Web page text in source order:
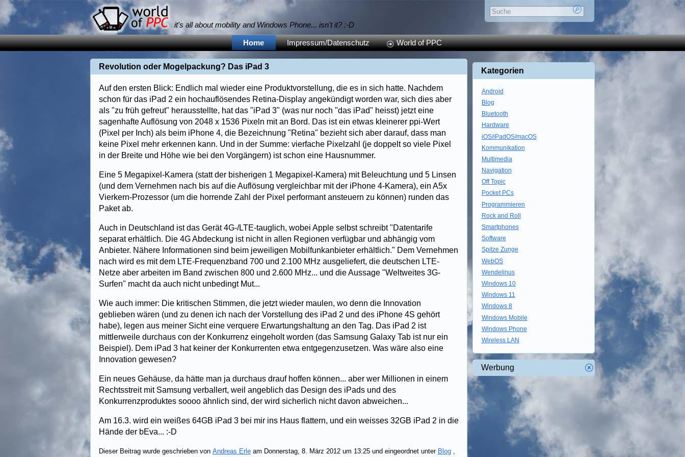
it's all about mobility and Windows Phone... isn't it? :-D
Home Impressum/Datenschutz World of PPC
Revolution oder Mogelpackung? Das iPad 3
Auf den ersten Blick: Endlich mal wieder eine Produktvorstellung, die es in sich hatte. Nachdem
schon für das iPad 2 ein hochauflösendes Retina-Display angekündigt worden war, sich dies aber
als "zu früh gefreut" herausstellte, hat das "iPad 3" (was nur noch "das iPad" heisst) jetzt eine
sagenhafte Auflösung von 2048 x 1536 Pixeln mit an Bord. Das ist ein etwas kleinerer ppi-Wert
(Pixel per Inch) als beim iPhone 4, die Bezeichnung "Retina" bezieht sich aber darauf, dass man
keine Pixel mehr erkennen kann. Und in der Summe: vierfache Pixelzahl (je doppelt so viele Pixel
in der Breite und Höhe wie bei den Vorgängern) ist schon eine Hausnummer.
Eine 5 Megapixel-Kamera (statt der bisherigen 1 Megapixel-Kamera) mit Beleuchtung und 5 Linsen
(und dem Vernehmen nach bis auf die Auflösung vergleichbar mit der iPhone 4-Kamera), ein A5x
Vierkern-Prozessor (um die horrende Zahl der Pixel performant ansteuern zu können) runden das
Paket ab.
Auch in Deutschland ist das Gerät 4G-/LTE-tauglich, wobei Apple selbst schreibt "Datentarife
separat erhältlich. Die 4G Abdeckung ist nicht in allen Regionen verfügbar und abhängig vom
Anbieter. Nähere Informationen sind beim jeweiligen Mobilfunkanbieter erhältlich." Dem Vernehmen
nach wird es mit dem LTE-Frequenzband 700 und 2.100 MHz ausgeliefert, die deutschen LTE-
Netze aber arbeiten im Band zwischen 800 und 2.600 MHz... und die Aussage "Weltweites 3G-
Surfen" macht da auch nicht unbedingt Mut...
Wie auch immer: Die kritischen Stimmen, die jetzt wieder maulen, wo denn die Innovation
geblieben wären (und zu denen ich nach der Vorstellung des iPad 2 und des iPhone 4S gehört
habe), legen aus meiner Sicht eine verquere Erwartungshaltung an den Tag. Das iPad 2 ist
mittlerweile durchaus con der Konkurrenz eingeholt worden (das Samsung Galaxy Tab ist nur ein
Beispiel). Dem iPad 3 hat keiner der Konkurrenten etwa entgegenzusetzen. Was wäre also eine
Innovation gewesen?
Ein neues Gehäuse, da hätte man ja durchaus drauf hoffen können... aber wer Millionen in einem
Rechtsstreit mit Samsung verballert, weil angeblich das Design des iPads und des
Konkurrenzproduktes soooo ähnlich sind, der wird sicherlich nicht davon abweichen...
Am 16.3. wird ein weißes 64GB iPad 3 bei mir ins Haus flattern, und ein weisses 32GB iPad 2 in die
Hände der bEva... :-D
Dieser Beitrag wurde geschrieben von Andreas Erle am Donnerstag, 8. März 2012 um 13:25 und eingeordnet unter Blog ,
Kategorien
Android
Blog
Bluetooth
Hardware
iOS/iPadOS/macOS
Kommunikation
Multimedia
Navigation
Off Topic
Pocket PCs
Programmieren
Rock and Roll
Smartphones
Software
Spitze Zunge
WebOS
Wendelinus
Windows 10
Windows 11
Windows 8
Windows Mobile
Windows Phone
Wireless LAN
Werbung